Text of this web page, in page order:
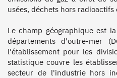
usées, déchets hors radioactifs
Le champ géographique est
départements d'outre-mer
l'établissement pour les
statistique couvre les
secteur de l'industrie hors